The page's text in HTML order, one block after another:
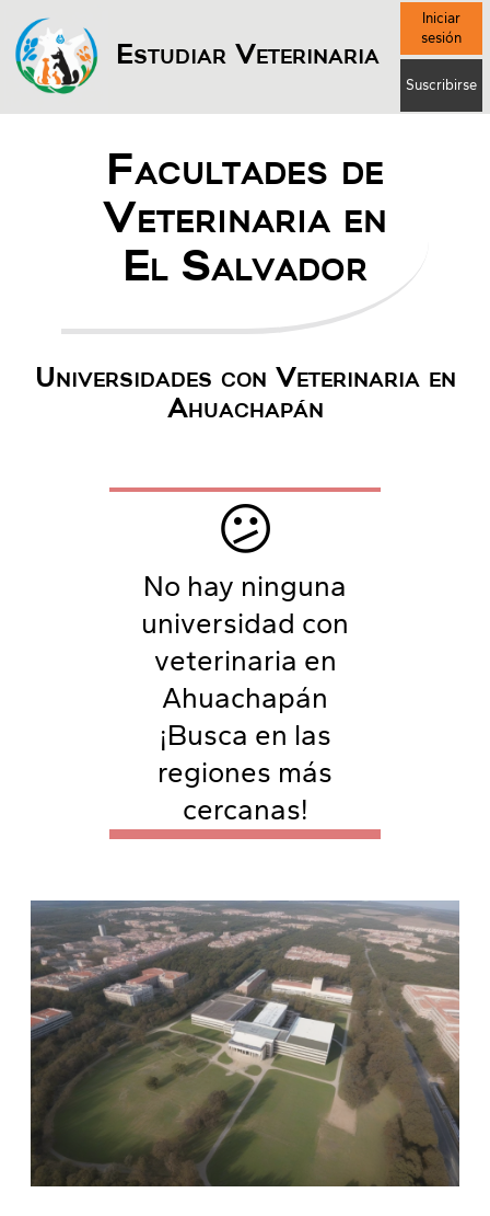
Estudiar Veterinaria
Iniciar
sesión
Suscribirse
Facultades de
Veterinaria en
El Salvador
Universidades con Veterinaria en
Ahuachapán
😕
No hay ninguna
universidad con
veterinaria en
Ahuachapán
¡Busca en las
regiones más
cercanas!